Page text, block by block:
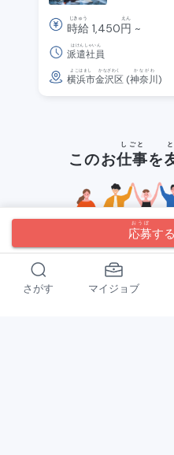
応募
おうぼ
する
時給
じきゅう
1,450円
えん
~
派遣社員
はけんしゃいん
横浜市
よこはまし
金沢区
かなざわく
(神奈川
かながわ
)
このお仕事
しごと
を
さがす マイジョブ